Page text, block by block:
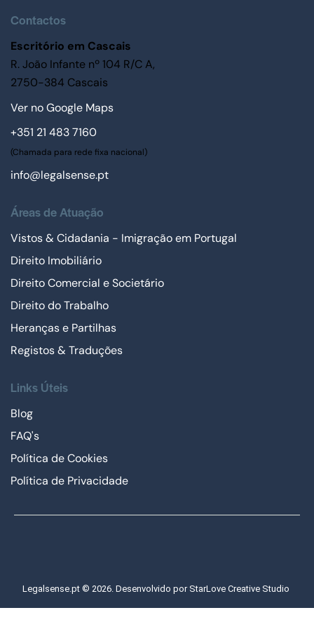
Contactos
Escritório em Cascais
R. João Infante nº 104 R/C A,
2750-384 Cascais
Ver no Google Maps
+351 21 483 7160
(Chamada para rede fixa nacional)
info@legalsense.pt
Áreas de Atuação
Vistos & Cidadania - Imigração em Portugal
Direito Imobiliário
Direito Comercial e Societário
Direito do Trabalho
Heranças e Partilhas
Registos & Traduções
Links Úteis
Blog
FAQ's
Política de Cookies
Política de Privacidade
Legalsense.pt © 2026. Desenvolvido por StarLove Creative Studio